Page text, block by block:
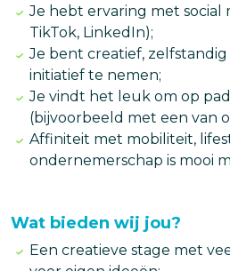
Je hebt ervaring met social
TikTok, LinkedIn);
Je bent creatief,
initiatief te nemen;
Je vindt het leuk om op
(bijvoorbeeld met een van
Affiniteit met mobiliteit,
ondernemerschap is mooi
Wat bieden wij jou?
Een creatieve stage met